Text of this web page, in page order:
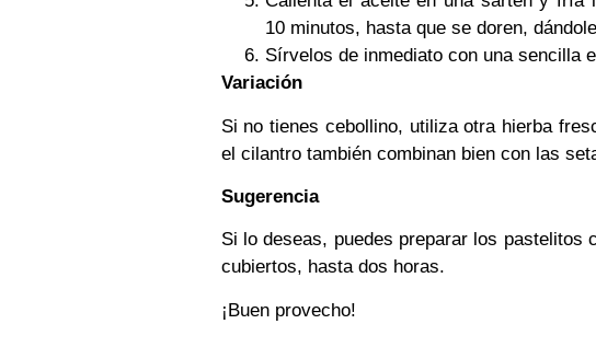
10 minutos, hasta que se doren,
Sírvelos de inmediato con una sencilla
Variación
Si no tienes cebollino, utiliza otra hierba
el cilantro también combinan bien con las
Sugerencia
Si lo deseas, puedes preparar los pastelitos
cubiertos, hasta dos horas.
¡Buen provecho!